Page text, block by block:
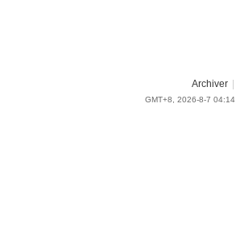
Archiver
GMT+8, 2026-8-7 04:14